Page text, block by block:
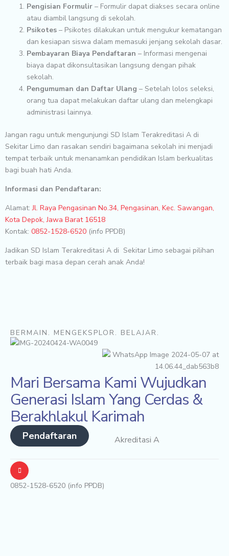
Pengisian Formulir – Formulir dapat diakses secara online
atau diambil langsung di sekolah.
Psikotes – Psikotes dilakukan untuk mengukur kematangan
dan kesiapan siswa dalam memasuki jenjang sekolah dasar.
Pembayaran Biaya Pendaftaran – Informasi mengenai
biaya dapat dikonsultasikan langsung dengan pihak
sekolah.
Pengumuman dan Daftar Ulang – Setelah lolos seleksi,
orang tua dapat melakukan daftar ulang dan melengkapi
administrasi lainnya.
Jangan ragu untuk mengunjungi SD Islam Terakreditasi A di
Sekitar Limo dan rasakan sendiri bagaimana sekolah ini menjadi
tempat terbaik untuk menanamkan pendidikan Islam berkualitas
bagi buah hati Anda.
Informasi dan Pendaftaran:
Alamat:Jl. Raya Pengasinan No.34, Pengasinan, Kec. Sawangan,
Kota Depok, Jawa Barat 16518
Kontak: 0852-1528-6520 (info PPDB)
Jadikan SD Islam Terakreditasi A di Sekitar Limo sebagai pilihan
terbaik bagi masa depan cerah anak Anda!
BERMAIN. MENGEKSPLOR. BELAJAR.
Mari Bersama Kami Wujudkan
Generasi Islam Yang Cerdas &
Berakhlakul Karimah
Pendaftaran Akreditasi A
0852-1528-6520 (info PPDB)